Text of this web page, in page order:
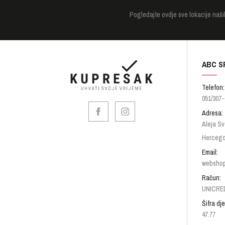
Pogledajte ovdje sve lokacije
ABC
Telefon:
051/
Adresa:
Aleja
Email:
Račun:
Šifra
47.77